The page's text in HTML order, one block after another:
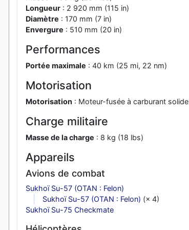
Longueur : 2 920 mm (115 in)
Diamètre : 170 mm (7 in)
Envergure : 510 mm (20 in)
Performances
Portée maximale : 40 km (25 mi, 22 nm)
Motorisation
Motorisation : Moteur-fusée à carburant solide
Charge militaire
Masse de la charge : 8 kg (18 lbs)
Appareils
Avions de combat
Sukhoï Su-57 (OTAN : Felon)
Sukhoï Su-57 (OTAN : Felon) (× 4)
Sukhoï Su-75 Checkmate